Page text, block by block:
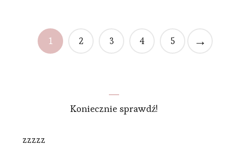
1 2 3 4 5 →
Koniecznie sprawdź!
zzzzz